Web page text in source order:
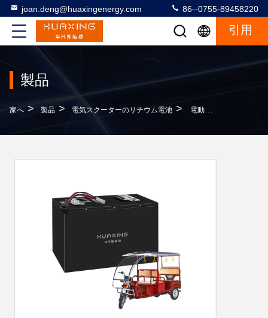
joan.deng@huaxingenergy.com 86--0755-89458220
引用
製品
家へ > 製品 > 電気スクーターのリチウム電池 > 電動 リッチショー 三輪車 リチウム電池 48V 60V 72V LFP 電池 ユニバーサル標準